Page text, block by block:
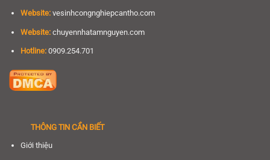
Website: vesinhcongnghiepcantho.com
Website: chuyennhatamnguyen.com
Hotline: 0909.254.701
THÔNG TIN CẦN BIẾT
Giới thiệu